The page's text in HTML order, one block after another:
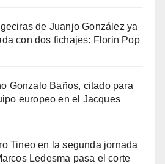
de Juanjo González ya
con dos fichajes: Florin Pop
Gonzalo Baños, citado para
europeo en el Jacques
Tineo en la segunda jornada
Ledesma pasa el corte